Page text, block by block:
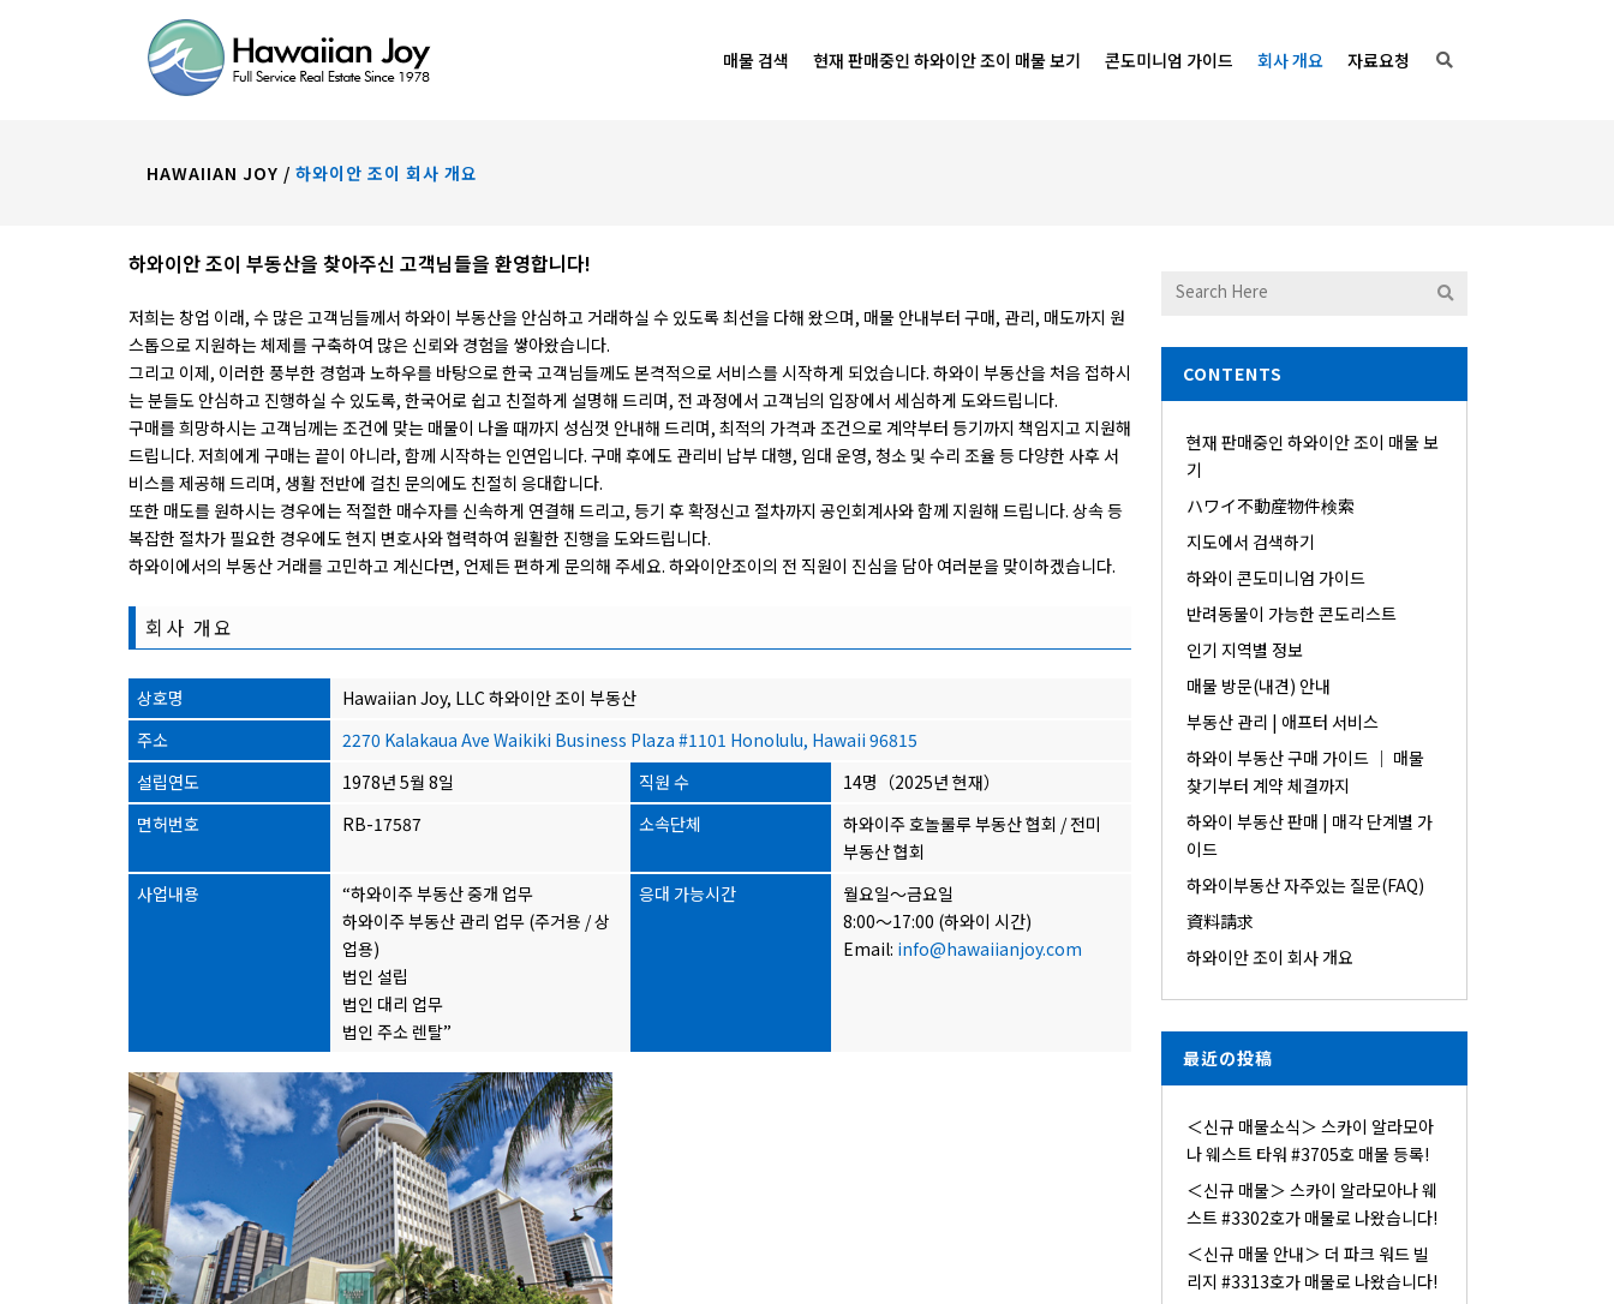
매물 검색 현재 판매중인 하와이안 조이 매물 보기 콘도미니엄 가이드 회사 개요 자료요청
HAWAIIAN JOY / 하와이안 조이 회사 개요
하와이안 조이 부동산을 찾아주신 고객님들을 환영합니다!
저희는 창업 이래, 수 많은 고객님들께서 하와이 부동산을 안심하고 거래하실 수 있도록 최선을 다해 왔으며, 매물 안내부터 구매, 관리, 매도까지 원
스톱으로 지원하는 체제를 구축하여 많은 신뢰와 경험을 쌓아왔습니다.
그리고 이제, 이러한 풍부한 경험과 노하우를 바탕으로 한국 고객님들께도 본격적으로 서비스를 시작하게 되었습니다. 하와이 부동산을 처음 접하시
는 분들도 안심하고 진행하실 수 있도록, 한국어로 쉽고 친절하게 설명해 드리며, 전 과정에서 고객님의 입장에서 세심하게 도와드립니다.
구매를 희망하시는 고객님께는 조건에 맞는 매물이 나올 때까지 성심껏 안내해 드리며, 최적의 가격과 조건으로 계약부터 등기까지 책임지고 지원해
드립니다. 저희에게 구매는 끝이 아니라, 함께 시작하는 인연입니다. 구매 후에도 관리비 납부 대행, 임대 운영, 청소 및 수리 조율 등 다양한 사후 서
비스를 제공해 드리며, 생활 전반에 걸친 문의에도 친절히 응대합니다.
또한 매도를 원하시는 경우에는 적절한 매수자를 신속하게 연결해 드리고, 등기 후 확정신고 절차까지 공인회계사와 함께 지원해 드립니다. 상속 등
복잡한 절차가 필요한 경우에도 현지 변호사와 협력하여 원활한 진행을 도와드립니다.
하와이에서의 부동산 거래를 고민하고 계신다면, 언제든 편하게 문의해 주세요. 하와이안조이의 전 직원이 진심을 담아 여러분을 맞이하겠습니다.
회사 개요
상호명
Hawaiian Joy, LLC 하와이안 조이 부동산
주소
2270 Kalakaua Ave Waikiki Business Plaza #1101 Honolulu, Hawaii 96815
설립연도
1978년 5월 8일 직원 수
14명（2025년 현재）
면허번호
RB-17587 소속단체
하와이주 호놀룰루 부동산 협회 / 전미
부동산 협회
사업내용
“하와이주 부동산 중개 업무
하와이주 부동산 관리 업무 (주거용 / 상
업용)
법인 설립
법인 대리 업무
법인 주소 렌탈”
응대 가능시간
월요일〜금요일
8:00〜17:00 (하와이 시간)
Email: info@hawaiianjoy.com
CONTENTS
현재 판매중인 하와이안 조이 매물 보
기
ハワイ不動産物件検索
지도에서 검색하기
하와이 콘도미니엄 가이드
반려동물이 가능한 콘도리스트
인기 지역별 정보
매물 방문(내견) 안내
부동산 관리 | 애프터 서비스
하와이 부동산 구매 가이드 │ 매물
찾기부터 계약 체결까지
하와이 부동산 판매 | 매각 단계별 가
이드
하와이부동산 자주있는 질문(FAQ)
資料請求
하와이안 조이 회사 개요
最近の投稿
＜신규 매물소식＞ 스카이 알라모아
나 웨스트 타워 #3705호 매물 등록!
＜신규 매물＞ 스카이 알라모아나 웨
스트 #3302호가 매물로 나왔습니다!
＜신규 매물 안내＞ 더 파크 워드 빌
리지 #3313호가 매물로 나왔습니다!